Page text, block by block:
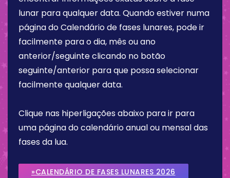
lunar para qualquer data. Quando estiver numa
página do Calendário de fases lunares, pode ir
facilmente para o dia, mês ou ano
anterior/seguinte clicando no botão
seguinte/anterior para que possa selecionar
facilmente qualquer data.
Clique nas hiperligações abaixo para ir para
uma página do calendário anual ou mensal das
fases da lua.
»CALENDÁRIO DE FASES LUNARES 2026